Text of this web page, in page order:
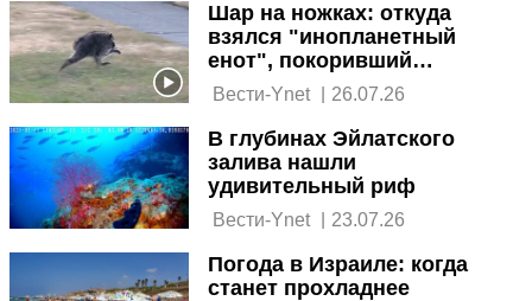
Шар на ножках: откуда
взялся "инопланетный
енот", покоривший
соцсети
Вести-Ynet | 26.07.26
В глубинах Эйлатского
залива нашли
удивительный риф
Вести-Ynet | 23.07.26
Погода в Израиле: когда
станет прохладнее